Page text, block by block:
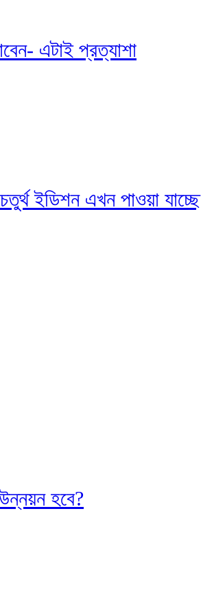
এটাই প্রত্যাশা
ইডিশন এখন পাওয়া যাচ্ছে
উন্নয়ন হবে?